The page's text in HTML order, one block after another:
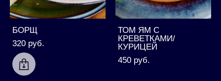
БОРЩ
320 pуб.
ТОМ ЯМ С
КРЕВЕТКАМИ/
КУРИЦЕЙ
450 pуб.